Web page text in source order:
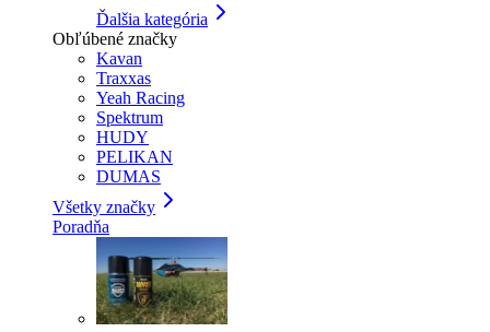
Ďalšia kategória
Obľúbené značky
Kavan
Traxxas
Yeah Racing
Spektrum
HUDY
PELIKAN
DUMAS
Všetky značky
Poradňa